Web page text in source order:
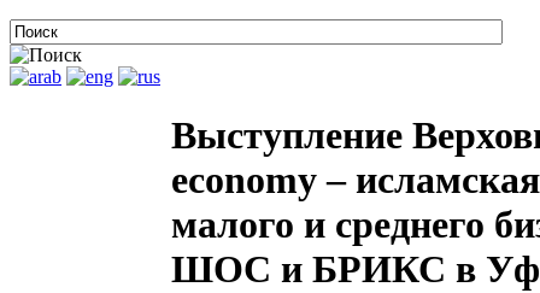
Выступление
economy –
малого и среднего
ШОС и БРИКС в Уфе